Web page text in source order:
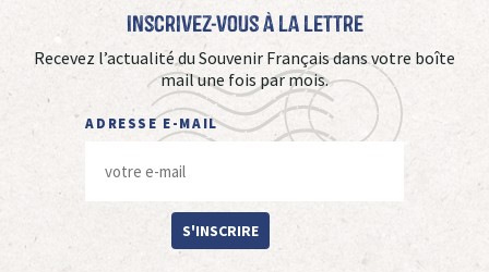
Inscrivez-vous à La Lettre
Recevez l’actualité du Souvenir Français dans votre boîte
mail une fois par mois.
ADRESSE E-MAIL
S'INSCRIRE